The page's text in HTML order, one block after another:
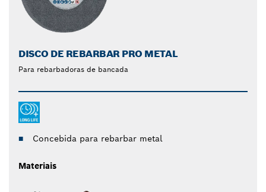
DISCO DE REBARBAR PRO METAL
Para rebarbadoras de bancada
Concebida para rebarbar metal
Materiais